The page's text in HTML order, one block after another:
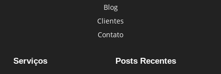
Blog
Clientes
Contato
Serviços Posts Recentes